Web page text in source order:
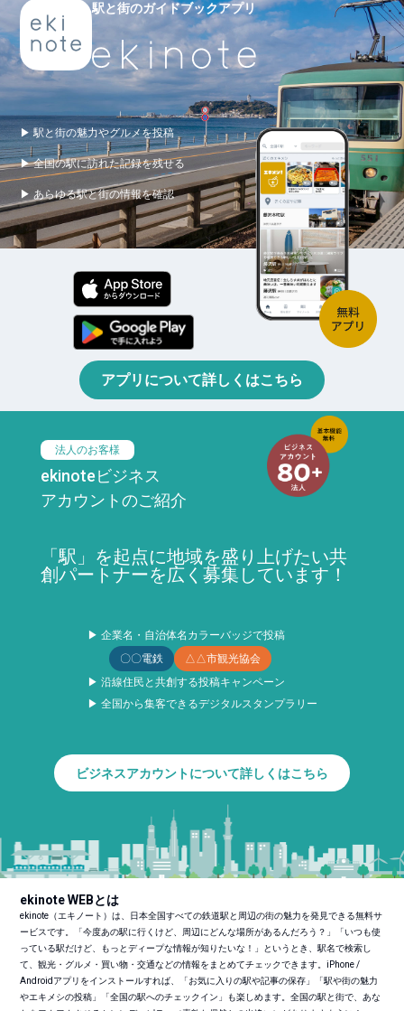
駅と街のガイドブックアプリ
▶ 駅と街の魅力やグルメを投稿
▶ 全国の駅に訪れた記録を残せる
▶ あらゆる駅と街の情報を確認
アプリについて詳しくはこちら
法人のお客様
ekinoteビジネス
アカウントのご紹介
「駅」を起点に地域を盛り上げたい共
創パートナーを広く募集しています！
▶ 企業名・自治体名カラーバッジで投稿
〇〇電鉄
△△市観光協会
▶ 沿線住民と共創する投稿キャンペーン
▶ 全国から集客できるデジタルスタンプラリー
ビジネスアカウントについて詳しくはこちら
ekinote WEBとは
ekinote（エキノート）は、日本全国すべての鉄道駅と周辺の街の魅力を発見できる無料サ
ービスです。「今度あの駅に行くけど、周辺にどんな場所があるんだろう？」「いつも使
っている駅だけど、もっとディープな情報が知りたいな！」というとき、駅名で検索し
て、観光・グルメ・買い物・交通などの情報をまとめてチェックできます。iPhone /
Androidアプリをインストールすれば、「お気に入りの駅や記事の保存」「駅や街の魅力
やエキメシの投稿」「全国の駅へのチェックイン」も楽しめます。全国の駅と街で、あな